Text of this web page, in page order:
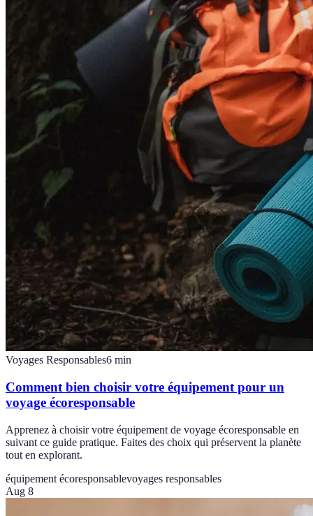
Voyages Responsables6 min
Comment bien choisir votre équipement pour un
voyage écoresponsable
Apprenez à choisir votre équipement de voyage écoresponsable en
suivant ce guide pratique. Faites des choix qui préservent la planète
tout en explorant.
équipement écoresponsablevoyages responsables
Aug 8